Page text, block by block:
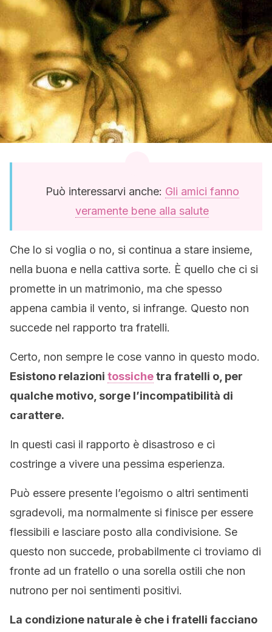
Può interessarvi anche: Gli amici fanno
veramente bene alla salute
Che lo si voglia o no, si continua a stare insieme,
nella buona e nella cattiva sorte. È quello che ci si
promette in un matrimonio, ma che spesso
appena cambia il vento, si infrange. Questo non
succede nel rapporto tra fratelli.
Certo, non sempre le cose vanno in questo modo.
Esistono relazioni tossichetra fratelli o, per
qualche motivo, sorge l’incompatibilità di
carattere.
In questi casi il rapporto è disastroso e ci
costringe a vivere una pessima esperienza.
Può essere presente l’egoismo o altri sentimenti
sgradevoli, ma normalmente si finisce per essere
flessibili e lasciare posto alla condivisione. Se
questo non succede, probabilmente ci troviamo di
fronte ad un fratello o una sorella ostili che non
nutrono per noi sentimenti positivi.
La condizione naturale è che i fratelli facciano